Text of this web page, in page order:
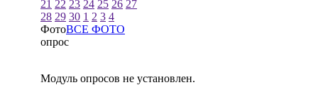
21 22 23 24 25 26 27
28 29 30 1 2 3 4
ФотоВСЕ ФОТО
опрос
Модуль опросов не установлен.